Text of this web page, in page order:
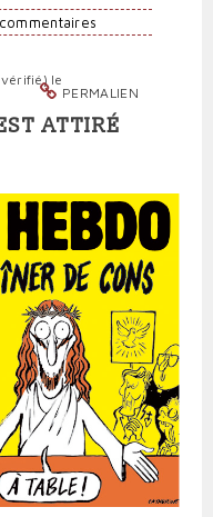
PERMALIEN
le
ATTIRÉ